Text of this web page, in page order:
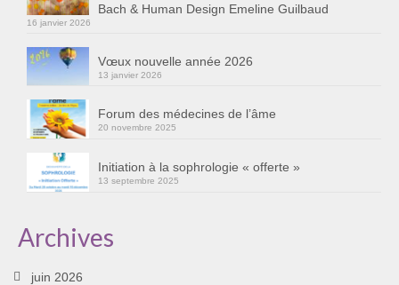
Initiation à la sophrologie « offerte »
Témoignages B
Prendre contact
Bach & Human Design Emeline Guilbaud
16 janvier 2026
Vœux nouvelle année 2026
13 janvier 2026
Forum des médecines de l’âme
20 novembre 2025
Initiation à la sophrologie « offerte »
13 septembre 2025
Archives
juin 2026